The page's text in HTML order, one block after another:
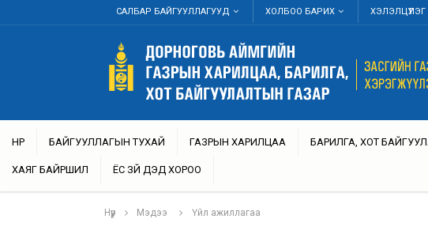
САЛБАР БАЙГУУЛЛАГУУД ХОЛБОО БАРИХ ХЭЛЭЛЦҮҮЛЭГ
НҮҮР БАЙГУУЛЛАГЫН ТУХАЙ ГАЗРЫН ХАРИЛЦАА БАРИЛГА, ХОТ
ХАЯГ БАЙРШИЛ ЁС ЗҮЙ ДЭД ХОРОО
Нүүр Мэдээ Үйл ажиллагаа